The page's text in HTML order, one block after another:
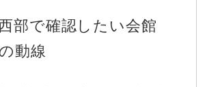
部で確認したい会館
動線